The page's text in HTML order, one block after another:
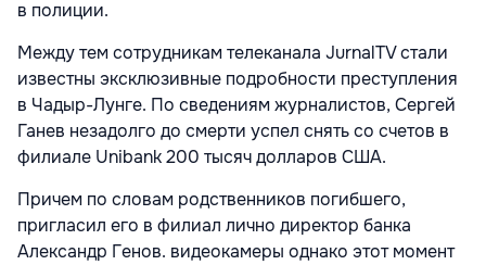
в полиции.
Между тем сотрудникам телеканала JurnalTV стали
известны эксклюзивные подробности преступления
в Чадыр-Лунге. По сведениям журналистов, Сергей
Ганев незадолго до смерти успел снять со счетов в
филиале Unibank 200 тысяч долларов США.
Причем по словам родственников погибшего,
пригласил его в филиал лично директор банка
Александр Генов. видеокамеры однако этот момент